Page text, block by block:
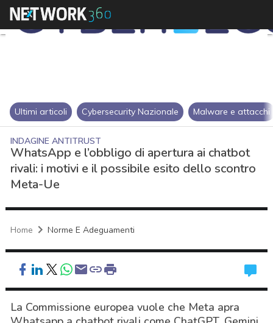
Ultimi articoli Cybersecurity Nazionale Malware e attacchi
INDAGINE ANTITRUST
WhatsApp e l’obbligo di apertura ai chatbot
rivali: i motivi e il possibile esito dello scontro
Meta-Ue
Home Norme E Adeguamenti
La Commissione europea vuole che Meta apra